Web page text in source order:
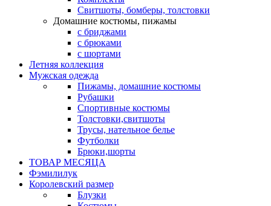
Свитшоты, бомберы, толстовки
Домашние костюмы, пижамы
с бриджами
с брюками
с шортами
Летняя коллекция
Мужская одежда
Пижамы, домашние костюмы
Рубашки
Спортивные костюмы
Толстовки,свитшоты
Трусы, нательное белье
Футболки
Брюки,шорты
ТОВАР МЕСЯЦА
Фэмилилук
Королевский размер
Блузки